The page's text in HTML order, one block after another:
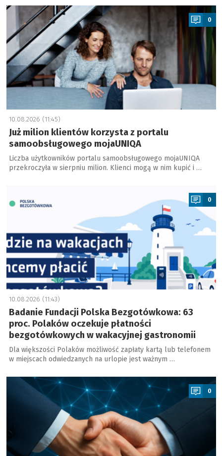
a
0
10.08.2026 (11:45)
Już milion klientów korzysta z portalu
samoobsługowego mojaUNIQA
Liczba użytkowników portalu samoobsługowego mojaUNIQA
przekroczyła w sierpniu milion. Klienci mogą w nim kupić i …
0
10.08.2026 (11:43)
Badanie Fundacji Polska Bezgotówkowa: 63
proc. Polaków oczekuje płatności
bezgotówkowych w wakacyjnej gastronomii
Dla większości Polaków możliwość zapłaty kartą lub telefonem
w miejscach odwiedzanych na urlopie jest ważnym …
a
0